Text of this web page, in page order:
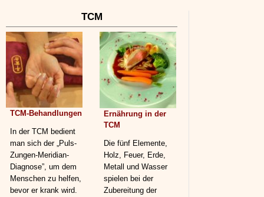
TCM
TCM-Behandlungen
In der TCM bedient
man sich der „Puls-
Zungen-Meridian-
Diagnose”, um dem
Menschen zu helfen,
bevor er krank wird.
Ernährung in der
TCM
Die fünf Elemente,
Holz, Feuer, Erde,
Metall und Wasser
spielen bei der
Zubereitung der